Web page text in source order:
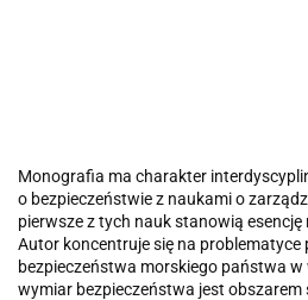
Monografia ma charakter
o bezpieczeństwie z naukami o
pierwsze z tych nauk stanowią
Autor koncentruje się na problematyce
bezpieczeństwa morskiego państwa
wymiar bezpieczeństwa jest obszarem